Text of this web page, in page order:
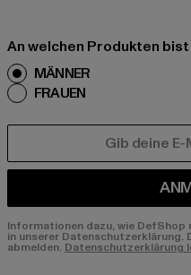
An welchen Produkten
MÄNNER
FRAUEN
Informationen dazu, wie
in unserer
abmelden. Datenschutzerklärung